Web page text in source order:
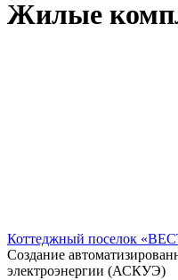
Жилые
Коттеджный поселок
Создание
электроэнергии (АСКУЭ)